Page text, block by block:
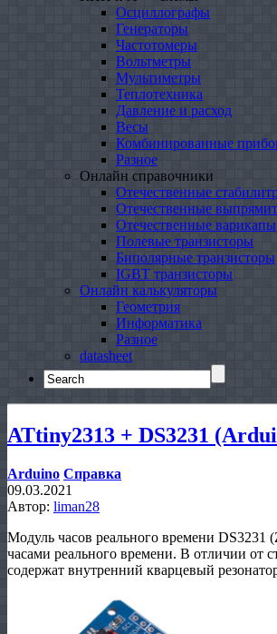
Осциллографы
Генераторы
Частотомеры
Вольтметры
Мультиметры
Теплотехника
Давление и расход
Весы
Комбинированные
Разное
Онлайн справочники
Отечественные
Отечественные
Отечественные варикапы
Полевые транзисторы
Биполярные транзисторы
IGBT транзисторы
Онлайн калькуляторы
Геометрия
Информатика
Разное
datasheet
Search
for:
ATtiny2313 + DS3231
Arduino Справка
09.03.2021
Автор: liman28
Модуль часов реального времени DS3231
часами реального времени. В отличии от
содержат внутренний кварцевый